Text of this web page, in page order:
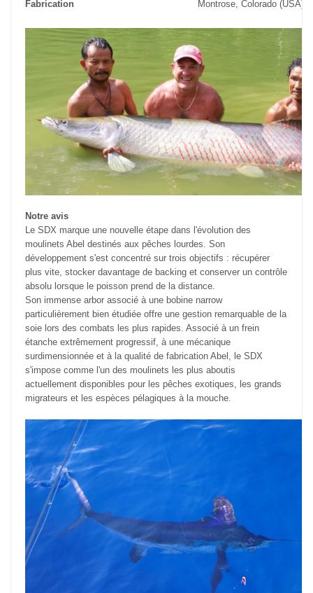
Fabrication Montrose, Colorado (USA)
Notre avis
Le SDX marque une nouvelle étape dans l'évolution des
moulinets Abel destinés aux pêches lourdes. Son
développement s'est concentré sur trois objectifs : récupérer
plus vite, stocker davantage de backing et conserver un contrôle
absolu lorsque le poisson prend de la distance.
Son immense arbor associé à une bobine narrow
particulièrement bien étudiée offre une gestion remarquable de la
soie lors des combats les plus rapides. Associé à un frein
étanche extrêmement progressif, à une mécanique
surdimensionnée et à la qualité de fabrication Abel, le SDX
s'impose comme l'un des moulinets les plus aboutis
actuellement disponibles pour les pêches exotiques, les grands
migrateurs et les espèces pélagiques à la mouche.